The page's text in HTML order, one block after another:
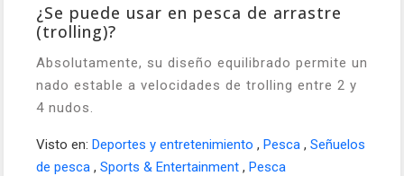
¿Se puede usar en pesca de arrastre
(trolling)?
Absolutamente, su diseño equilibrado permite un
nado estable a velocidades de trolling entre 2 y
4 nudos.
Visto en: Deportes y entretenimiento , Pesca , Señuelos
de pesca , Sports & Entertainment , Pesca